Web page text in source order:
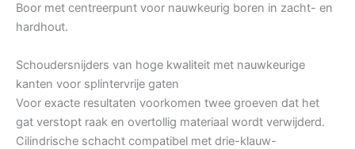
Boor met centreerpunt voor nauwkeurig boren in zacht- en
hardhout.
Schoudersnijders van hoge kwaliteit met nauwkeurige
kanten voor splintervrije gaten
Voor exacte resultaten voorkomen twee groeven dat het
gat verstopt raak en overtollig materiaal wordt verwijderd.
Cilindrische schacht compatibel met drie-klauw-